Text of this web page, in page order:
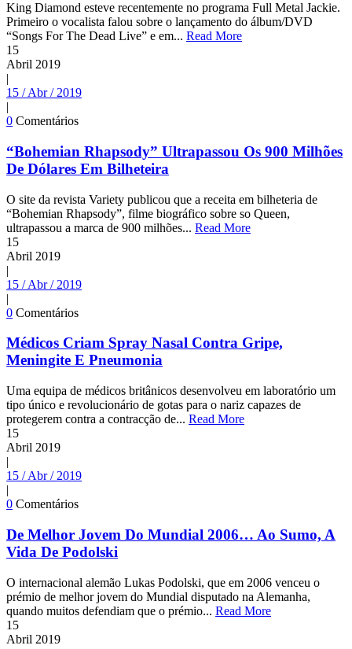
King Diamond esteve recentemente no programa Full Metal Jackie.
Primeiro o vocalista falou sobre o lançamento do álbum/DVD
“Songs For The Dead Live” e em... Read More
15
Abril 2019
|
15 / Abr / 2019
|
0 Comentários
“Bohemian Rhapsody” Ultrapassou Os 900 Milhões
De Dólares Em Bilheteira
O site da revista Variety publicou que a receita em bilheteria de
“Bohemian Rhapsody”, filme biográfico sobre so Queen,
ultrapassou a marca de 900 milhões... Read More
15
Abril 2019
|
15 / Abr / 2019
|
0 Comentários
Médicos Criam Spray Nasal Contra Gripe,
Meningite E Pneumonia
Uma equipa de médicos britânicos desenvolveu em laboratório um
tipo único e revolucionário de gotas para o nariz capazes de
protegerem contra a contracção de... Read More
15
Abril 2019
|
15 / Abr / 2019
|
0 Comentários
De Melhor Jovem Do Mundial 2006… Ao Sumo, A
Vida De Podolski
O internacional alemão Lukas Podolski, que em 2006 venceu o
prémio de melhor jovem do Mundial disputado na Alemanha,
quando muitos defendiam que o prémio... Read More
15
Abril 2019